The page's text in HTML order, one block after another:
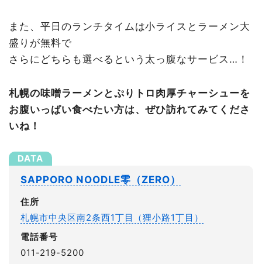
また、平日のランチタイムは小ライスとラーメン大
盛りが無料で
さらにどちらも選べるという太っ腹なサービス…！
札幌の味噌ラーメンとぷりトロ肉厚チャーシューを
お腹いっぱい食べたい方は、ぜひ訪れてみてくださ
いね！
SAPPORO NOODLE零（ZERO）
住所
札幌市中央区南2条西1丁目（狸小路1丁目）
電話番号
011-219-5200